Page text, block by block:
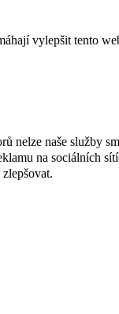
vylepšit tento
nelze naše služby
na sociálních